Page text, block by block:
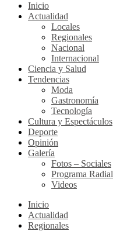
Inicio
Actualidad
Locales
Regionales
Nacional
Internacional
Ciencia y Salud
Tendencias
Moda
Gastronomía
Tecnología
Cultura y Espectáculos
Deporte
Opinión
Galería
Fotos – Sociales
Programa Radial
Videos
Inicio
Actualidad
Regionales